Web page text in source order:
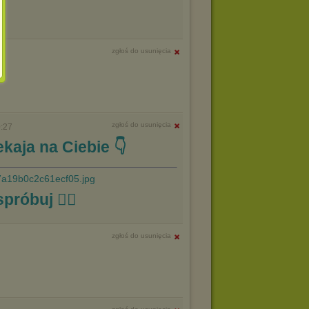
zgłoś do usunięcia
zgłoś do usunięcia
na Ciebie 👇
☝🏼
zgłoś do usunięcia